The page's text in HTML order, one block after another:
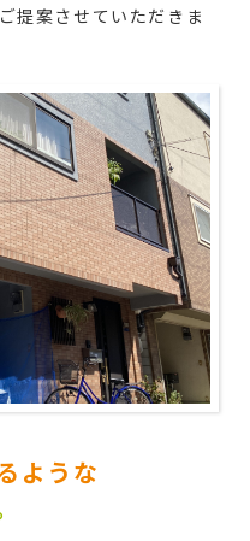
提案させていただきま
ような